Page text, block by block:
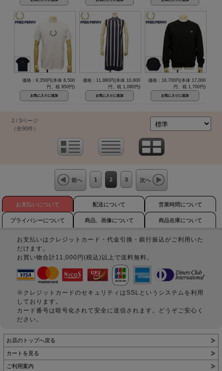
価格：9,350円(本体 8,500
円、税 850円)
価格：11,880円(本体 10,800
円、税 1,080円)
価格：18,700円(本体 17,000
円、税 1,700円)
2 / 3ページ
（全90件）
前へ 1 2 3 次へ
お支払いについて 配送について 営業時間について
プライバシーについて 商品、画像について 商品在庫について
お支払いはクレジットカード・代金引換・銀行振込がご利用いた
だけます。
お買い物合計11,000円(税込)以上で送料無料。
※クレジットカードのセキュリティはSSLというシステムを利用
しております。
カード番号は暗号化されて安全に送信されます。どうぞご安心く
ださい。
お店のトップへ戻る
カートを見る
ご利用案内